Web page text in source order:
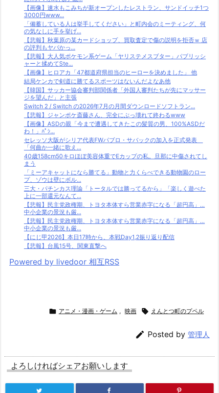
【画像】速水もこみちが新オープンしたレストラン、サンドイッチ1つ
3000円www...
「備蓄している人は挙手してください」と町内会のミーティング、何
の気なしに手を挙げ...
【悲報】秋葉原の某カードショップ、買取査定で傷の説明を拒否ｗ 店
の評判もヤバかっ...
【悲報】大人気ポケモン系ゲーム「ヤリステメスブター」パブリッシ
ャーと揉めてSte...
【画像】ヒロアカ「47都道府県担当のヒーローを決めました」 他
結局ケンカで剣道に勝てるスポーツはないんだよなあ他
【韓国】サッカー協会審判部関係者「外国人審判たちが先にマッサー
ジを望んだ」と主張
Switch 2 / Switch の2026年7月の月間ダウンロードソフトラン...
【悲報】ジャンポケ斎藤さん、完全にぶっ壊れて終わるwww
【画像】ASDの親「今まで遭遇してきたこの髪質の男、100%ASDだ
わ！」ﾊﾟｼ...
セレッソ大阪がシリア代表FWパブロ・サバックの加入を正式発表
「何曲か一緒に歌え...
40歳158cm50キロほぼ美容体重でEカップの私。旦那に中傷されてし
まう
「ミーアキャットになら勝てる」動物と力くらべできる動物園のロー
プ、ゾウは壁にボル...
三大・パチンカス理論「トータルでは勝ってるから」「楽しく遊べた
上に一部還元なんて...
【悲報】民主党政権期、トヨタ本体すら営業赤字になる「超円高」…
中小企業の景況も厳...
【悲報】民主党政権期、トヨタ本体すら営業赤字になる「超円高」…
中小企業の景況も厳...
【にじ甲2026】本日17時から、本戦Day1,2振り返り配信
【悲報】台風15号、関東直撃へ
Powered by livedoor 相互RSS
 アニメ・漫画・ゲーム , 映画  えんとつ町のプペル
 Posted by 管理人
よろしければシェアお願いします